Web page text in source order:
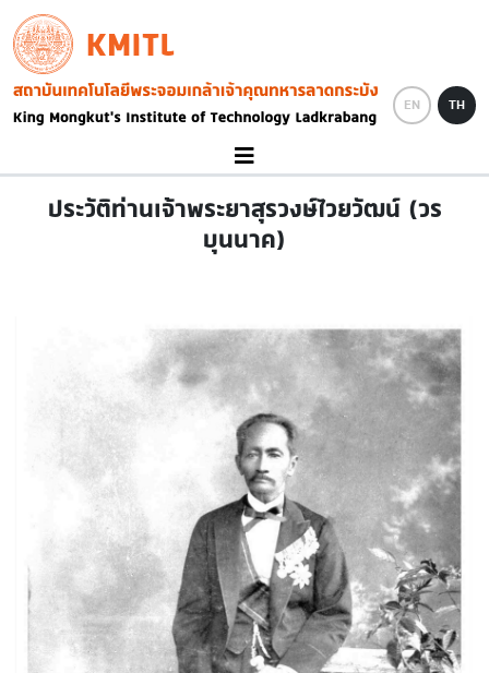
Skip to main content
KMITL
Image
EN TH
ประวัติท่านเจ้าพระยาสุรวงษ์ไวยวัฒน์ (วร
บุนนาค)